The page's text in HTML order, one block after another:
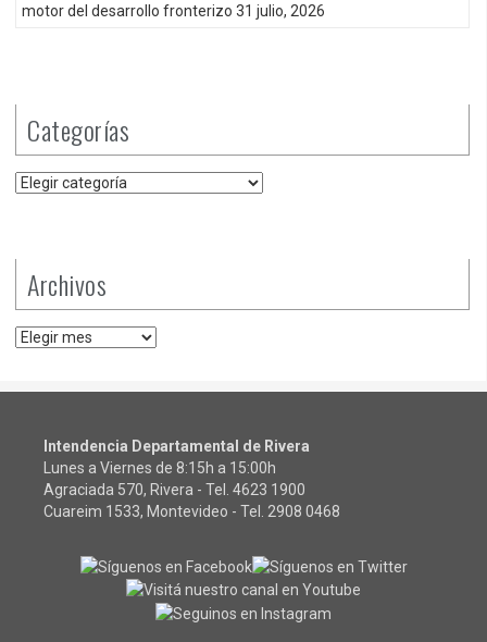
motor del desarrollo fronterizo 31 julio, 2026
Categorías
Categorías
Archivos
Archivos
Intendencia Departamental de Rivera
Lunes a Viernes de 8:15h a 15:00h
Agraciada 570, Rivera - Tel. 4623 1900
Cuareim 1533, Montevideo - Tel. 2908 0468